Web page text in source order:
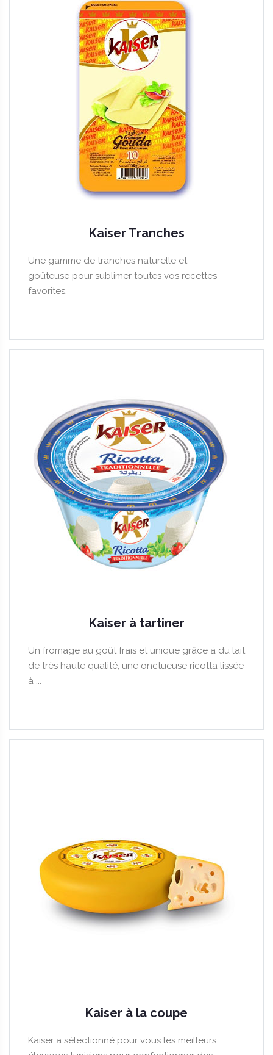
Kaiser Tranches
Une gamme de tranches naturelle et
goûteuse pour sublimer toutes vos recettes
favorites.
Kaiser à tartiner
Un fromage au goût frais et unique grâce à du lait
de très haute qualité, une onctueuse ricotta lissée
à ...
Kaiser à la coupe
Kaiser a sélectionné pour vous les meilleurs